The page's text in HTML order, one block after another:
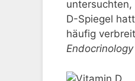
D-Spiegel
häufig